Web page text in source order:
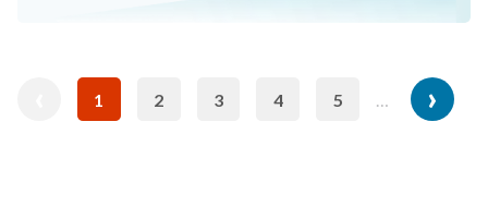
当
1
页
2
页
3
页
4
页
5
下
›